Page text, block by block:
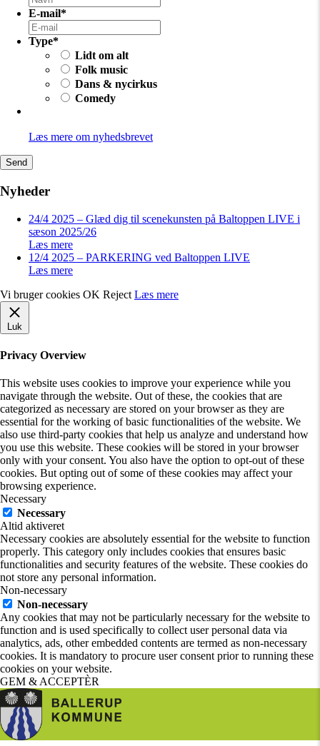
E-mail*
Type*
Lidt om alt
Folk music
Dans & nycirkus
Comedy
Læs mere om nyhedsbrevet
Nyheder
24/4 2025 – Glæd dig til scenekunsten på Baltoppen LIVE i
sæson 2025/26
Læs mere
12/4 2025 – PARKERING ved Baltoppen LIVE
Læs mere
Vi bruger cookies OK Reject Læs mere
Luk
Privacy Overview
This website uses cookies to improve your experience while you
navigate through the website. Out of these, the cookies that are
categorized as necessary are stored on your browser as they are
essential for the working of basic functionalities of the website. We
also use third-party cookies that help us analyze and understand how
you use this website. These cookies will be stored in your browser
only with your consent. You also have the option to opt-out of these
cookies. But opting out of some of these cookies may affect your
browsing experience.
Necessary
Necessary
Altid aktiveret
Necessary cookies are absolutely essential for the website to function
properly. This category only includes cookies that ensures basic
functionalities and security features of the website. These cookies do
not store any personal information.
Non-necessary
Non-necessary
Any cookies that may not be particularly necessary for the website to
function and is used specifically to collect user personal data via
analytics, ads, other embedded contents are termed as non-necessary
cookies. It is mandatory to procure user consent prior to running these
cookies on your website.
GEM & ACCEPTÈR